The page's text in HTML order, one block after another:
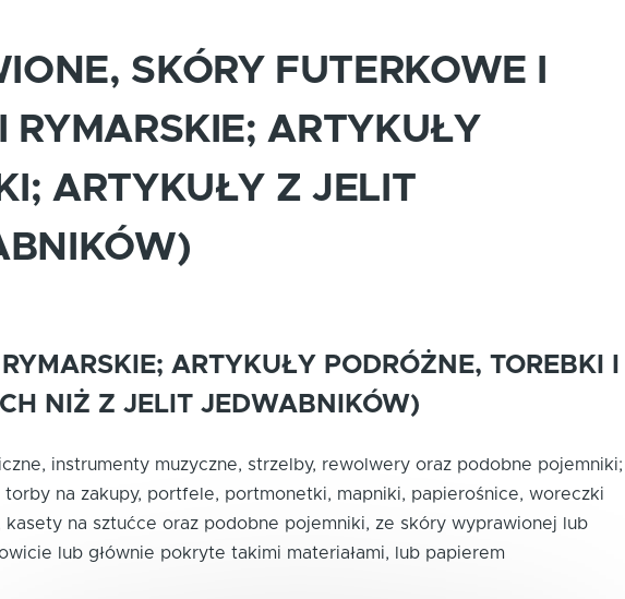
SKÓRY FUTERKOWE I
ARTYKUŁY
ARTYKUŁY Z JELIT
ARTYKUŁY PODRÓŻNE, TOREBKI I
NIŻ Z JELIT JEDWABNIKÓW)
instrumenty muzyczne, strzelby, rewolwery oraz podobne pojemniki;
na zakupy, portfele, portmonetki, mapniki, papierośnice, woreczki
na sztućce oraz podobne pojemniki, ze skóry wyprawionej lub
lub głównie pokryte takimi materiałami, lub papierem